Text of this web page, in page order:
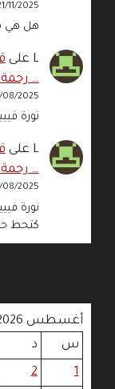
11/2025
هل هي
L على
…
08/2025
نورة
L على
…
08/2025
نورة
كتحط
أغسطس 2026
س
د
1
2